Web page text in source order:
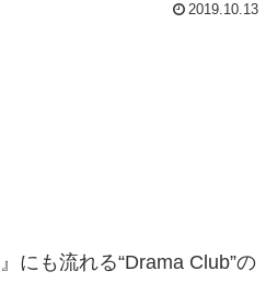
2019.10.13
』にも流れる“Drama Club”の